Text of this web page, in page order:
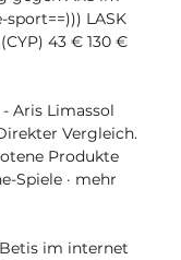
sport==))) LASK
43 € 130 €
Aris Limassol
Vergleich.
Produkte
Spiele · mehr
Betis im internet